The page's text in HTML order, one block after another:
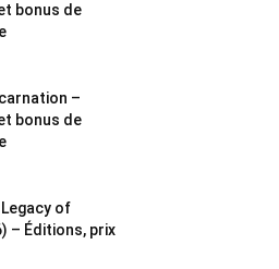
bonus de
–
bonus de
of
– Éditions, prix